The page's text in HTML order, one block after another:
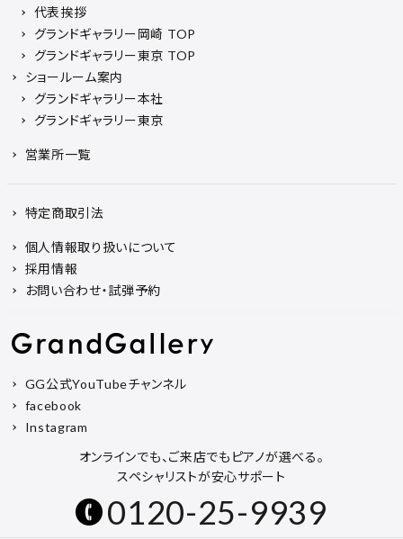
代表挨拶
グランドギャラリー岡崎 TOP
グランドギャラリー東京 TOP
ショールーム案内
グランドギャラリー本社
グランドギャラリー東京
営業所一覧
特定商取引法
個人情報取り扱いについて
採用情報
お問い合わせ・試弾予約
GG公式YouTubeチャンネル
facebook
Instagram
オンラインでも、ご来店でもピアノが選べる。
スペシャリストが安心サポート
0120-25-9939